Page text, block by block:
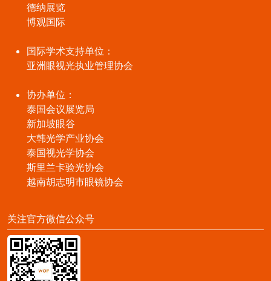
德纳展览
博观国际
国际学术支持单位：
亚洲眼视光执业管理协会
协办单位：
泰国会议展览局
新加坡眼谷
大韩光学产业协会
泰国视光学协会
斯里兰卡验光协会
越南胡志明市眼镜协会
关注官方微信公众号